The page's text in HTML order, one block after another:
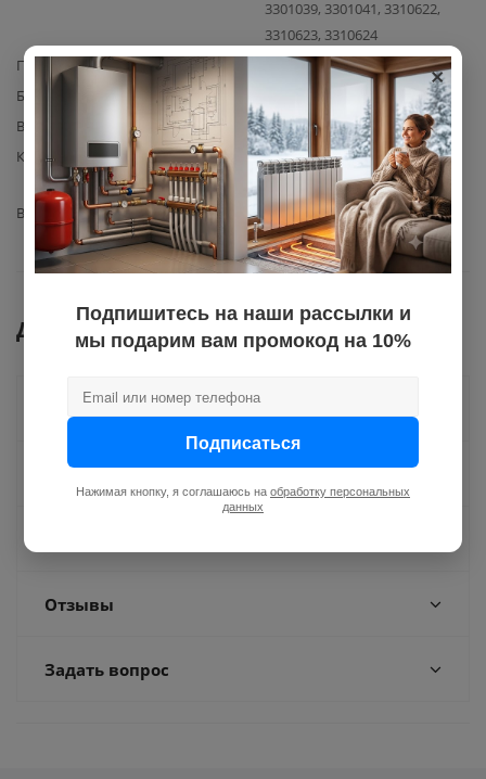
3301039, 3301041, 3310622,
3310623, 3310624
Производитель
Ariston
Базовая единица
Вес с упаковкой
0,3
Комплектация
Основная плата Ariston
(артикул 6500891400) – 1 шт.
Вид запчасти
плата управления
Документы
Как купить
Оплата
Отзывы
Задать вопрос
×
Подпишитесь на наши рассылки и
мы подарим вам промокод на 10%
Подписаться
Нажимая кнопку, я соглашаюсь на обработку персональных
данных